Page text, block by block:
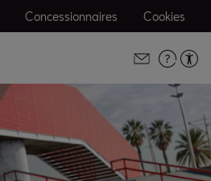
Concessionnaires Cookies